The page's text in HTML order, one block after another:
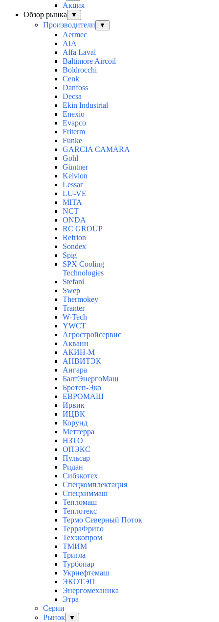
Акция
Обзор рынка
▼
Производители ▼
Aermec
AIA
Alfa Laval
Baltimore Aircoil
Boldrocchi
Cenk
Danfoss
Decsa
Ekin Industrial
Enexio
Evapco
Friterm
Funke
GARCIA CAMARA
Gohl
Güntner
Kelvion
Lessar
LU-VE
MITA
NCT
ONDA
RC GROUP
Refrion
Sondex
Spig
SPX Cooling
Technologies
Stefani
Swep
Thermokey
Tranter
W-Tech
YWCT
Агростройсервис
Акванн
АКИН-М
АНВИТЭК
Ангара
БалтЭнергоМаш
Бротеп-Эко
ЕВРОМАШ
Ирвик
ИЦВК
Корунд
Меттерра
НЗТО
ОПЭКС
Пульсар
Ридан
Сибэкотех
Спецкомплектация
Спецхиммаш
Тепломаш
Теплотекс
Термо Северный Поток
ТерраФриго
Техэкопром
ТМИМ
Тригла
Турбопар
Укрнефтемаш
ЭКОТЭП
Энергомеханика
Этра
Серии
Рынок
▼